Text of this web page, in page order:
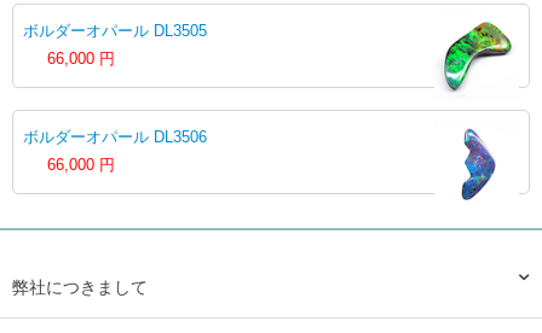
ボルダーオパール DL3505
66,000 円
ボルダーオパール DL3506
66,000 円
弊社につきまして